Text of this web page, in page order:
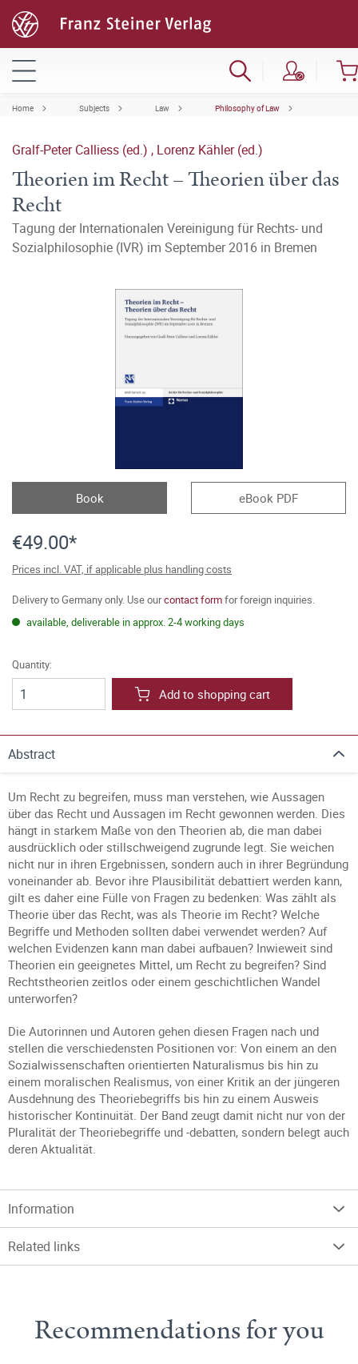
Home Subjects Law Philosophy of Law
Gralf-Peter Calliess (ed.) , Lorenz Kähler (ed.)
Theorien im Recht – Theorien über das
Recht
Tagung der Internationalen Vereinigung für Rechts- und
Sozialphilosophie (IVR) im September 2016 in Bremen
Book eBook PDF
€49.00*
Prices incl. VAT, if applicable plus handling costs
Delivery to Germany only. Use ourcontact formfor foreign inquiries.
available, deliverable in approx. 2-4 working days
Quantity:
Add to shopping cart
Abstract
Um Recht zu begreifen, muss man verstehen, wie Aussagen
über das Recht und Aussagen im Recht gewonnen werden. Dies
hängt in starkem Maße von den Theorien ab, die man dabei
ausdrücklich oder stillschweigend zugrunde legt. Sie weichen
nicht nur in ihren Ergebnissen, sondern auch in ihrer Begründung
voneinander ab. Bevor ihre Plausibilität debattiert werden kann,
gilt es daher eine Fülle von Fragen zu bedenken: Was zählt als
Theorie über das Recht, was als Theorie im Recht? Welche
Begriffe und Methoden sollten dabei verwendet werden? Auf
welchen Evidenzen kann man dabei aufbauen? Inwieweit sind
Theorien ein geeignetes Mittel, um Recht zu begreifen? Sind
Rechtstheorien zeitlos oder einem geschichtlichen Wandel
unterworfen?
Die Autorinnen und Autoren gehen diesen Fragen nach und
stellen die verschiedensten Positionen vor: Von einem an den
Sozialwissenschaften orientierten Naturalismus bis hin zu
einem moralischen Realismus, von einer Kritik an der jüngeren
Ausdehnung des Theoriebegriffs bis hin zu einem Ausweis
historischer Kontinuität. Der Band zeugt damit nicht nur von der
Pluralität der Theoriebegriffe und -debatten, sondern belegt auch
deren Aktualität.
Information
Related links
Recommendations for you